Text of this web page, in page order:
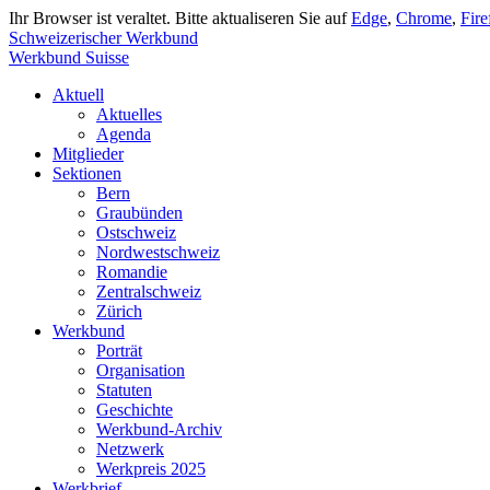
Ihr Browser ist veraltet. Bitte aktualiseren Sie aufEdge, Chrome,
Schweizerischer Werkbund
Werkbund Suisse
Aktuell
Aktuelles
Agenda
Mitglieder
Sektionen
Bern
Graubünden
Ostschweiz
Nordwestschweiz
Romandie
Zentralschweiz
Zürich
Werkbund
Porträt
Organisation
Statuten
Geschichte
Werkbund-Archiv
Netzwerk
Werkpreis 2025